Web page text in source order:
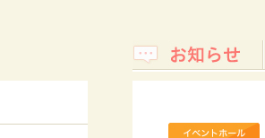
お知らせ